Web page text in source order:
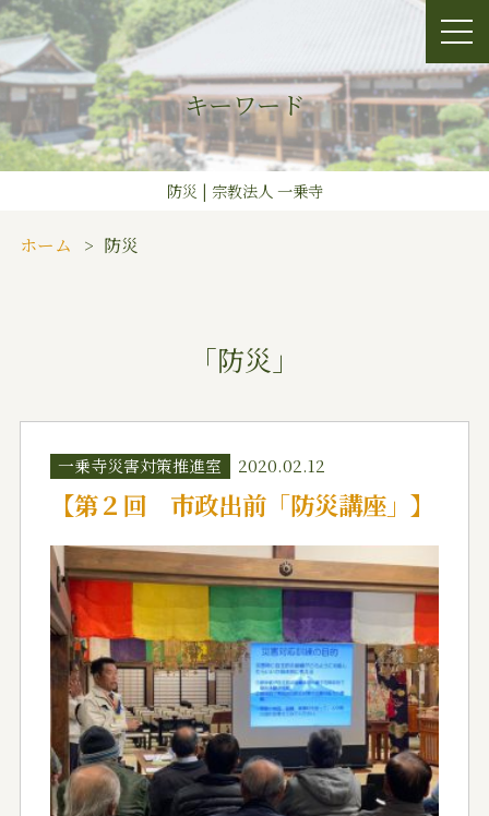
キーワード
防災 | 宗教法人 一乗寺
ホーム 防災
「防災」
一乗寺災害対策推進室 2020.02.12
【第２回 市政出前「防災講座」】